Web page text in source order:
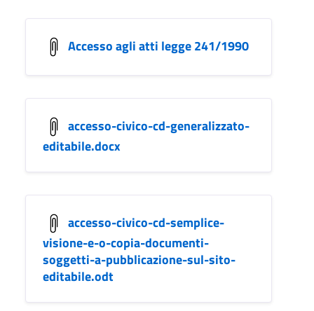
Accesso agli atti legge 241/1990
accesso-civico-cd-generalizzato-
editabile.docx
accesso-civico-cd-semplice-
visione-e-o-copia-documenti-
soggetti-a-pubblicazione-sul-sito-
editabile.odt